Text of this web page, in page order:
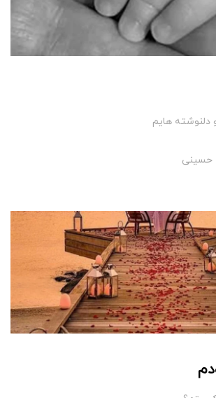
دلنوشته هایم
حسینی